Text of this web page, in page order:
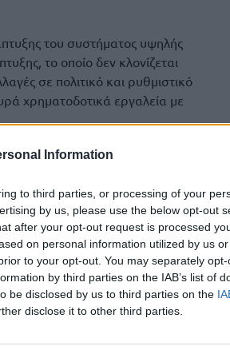
Information
to third parties, or processing of your
by us, please use the below opt-out
after your opt-out request is processed
on personal information utilized by us
to your opt-out. You may separately
by third parties on the IAB’s list of
be disclosed by us to third parties on the
disclose it to other third parties.
του συστήματος υψηλής
το οποίο δεν κλονίζεται
σε πολιτικό και ρυθμιστικό
χρηματοδοτικά εργαλεία με
επιδόσεις αναφορικά με την
καταφέρει να αναπτύξει το
Ευρωπαίους διαχειριστές. «Αν
ιστορία της Ελλάδας με χώρες όπως
και σχεδιάσει αποτελούν
και τις αβεβαιότητες σε
τον έγκαιρο προγραμματισμό και
διεθνή αγορά προϊόντων και
σήμερα αγγίζει τα 3,3 δισ. ευρώ